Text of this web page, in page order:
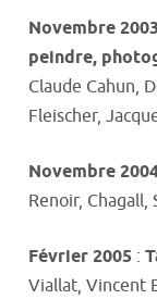
Novembre 2003
peindre,
Claude Cahun,
Fleischer,
Novembre
Renoir,
Février 2005 :
Viallat, Vincent